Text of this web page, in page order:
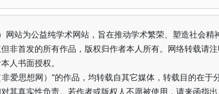
站为公益纯学术网站，旨在推动学术繁荣、塑造社会精
非首发的所有作品，版权归作者本人所有。网络转载请
人书面授权。
非爱思想网）”的作品，均转载自其它媒体，转载目的在
其真实性负责。若作者或版权人不愿被使用，请来函指出